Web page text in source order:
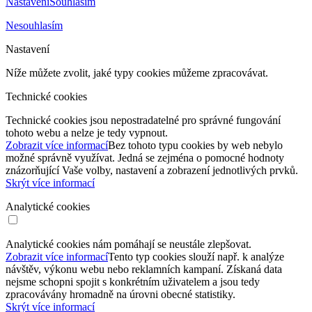
Nesouhlasím
Nastavení
Níže můžete zvolit, jaké typy cookies můžeme zpracovávat.
Technické cookies
Technické cookies jsou nepostradatelné pro správné fungování
tohoto webu a nelze je tedy vypnout.
Zobrazit více informacíBez tohoto typu cookies by web nebylo
možné správně využívat. Jedná se zejména o pomocné hodnoty
znázorňující Vaše volby, nastavení a zobrazení jednotlivých prvků.
Skrýt více informací
Analytické cookies
Analytické cookies nám pomáhají se neustále zlepšovat.
Zobrazit více informacíTento typ cookies slouží např. k analýze
návštěv, výkonu webu nebo reklamních kampaní. Získaná data
nejsme schopni spojit s konkrétním uživatelem a jsou tedy
zpracovávány hromadně na úrovni obecné statistiky.
Skrýt více informací